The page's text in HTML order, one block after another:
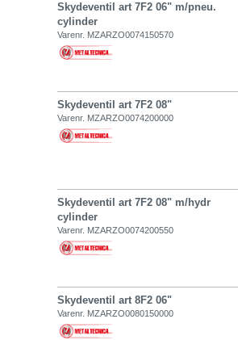
Skydeventil art 7F2 06" m/pneu.
cylinder
Varenr. MZARZO0074150570
Skydeventil art 7F2 08"
Varenr. MZARZO0074200000
Skydeventil art 7F2 08" m/hydr
cylinder
Varenr. MZARZO0074200550
Skydeventil art 8F2 06"
Varenr. MZARZO0080150000